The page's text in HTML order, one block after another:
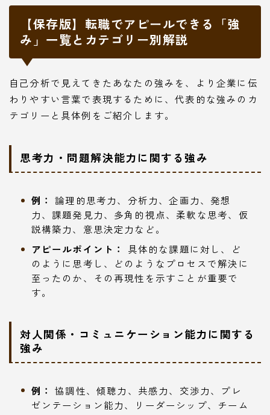
【保存版】転職でアピールできる「強
み」一覧とカテゴリー別解説
自己分析で見えてきたあなたの強みを、より企業に伝
わりやすい言葉で表現するために、代表的な強みのカ
テゴリーと具体例をご紹介します。
思考力・問題解決能力に関する強み
例： 論理的思考力、分析力、企画力、発想
力、課題発見力、多角的視点、柔軟な思考、仮
説構築力、意思決定力など。
アピールポイント：
具体的な課題に対し、ど
のように思考し、どのようなプロセスで解決に
至ったのか、その再現性を示すことが重要で
す。
対人関係・コミュニケーション能力に関する
強み
例： 協調性、傾聴力、共感力、交渉力、プレ
ゼンテーション能力、リーダーシップ、チーム